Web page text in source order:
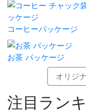
コーヒーパッケージ
お茶 パッケージ
オリジ
注目ラン